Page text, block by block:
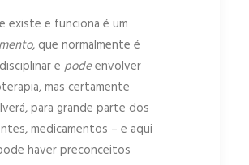
existe e funciona é um
, que normalmente é
e podeenvolver
mas certamente
para grande parte dos
medicamentos – e aqui
haver preconceitos